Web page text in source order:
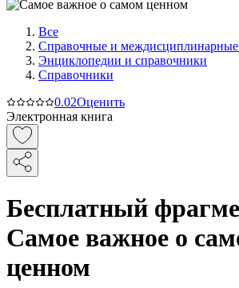
Все
Справочные и
Энциклопедии и справочники
Справочники
0.02Оценить
Электронная книга
Бесплатный
Самое важное о
ценном